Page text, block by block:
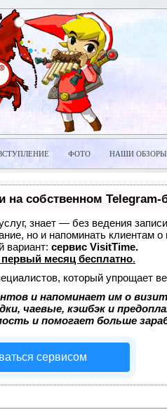
ФОТО НАШИ ОБЗОРЫ
на собственном Telegram-
знает — без ведения
но и напоминать клиентам
вариант: сервис VisitTime.
первый месяц бесплатно.
который упрощает
и напоминает им о
чаевые, кэшбэк и
и помогает больше
сервисом